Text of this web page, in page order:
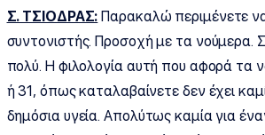
Σ. ΤΣΙΟΔΡΑΣ: Παρακαλώ περιμένετε
συντονιστής. Προσοχή με τα
πολύ. Η φιλολογία αυτή που αφορά τα
ή 31, όπως καταλαβαίνετε δεν έχει
δημόσια υγεία. Απολύτως καμία για